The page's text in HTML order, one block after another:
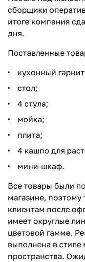
сборщики
итоге компания
дня.
Поставленные
кухонный
стол;
4 стула;
мойка;
плита;
4 кашпо для
мини-шкаф.
Все товары были
магазине,
клиентам после
имеет округлые
цветовой гамме.
выполнена в
пространства.